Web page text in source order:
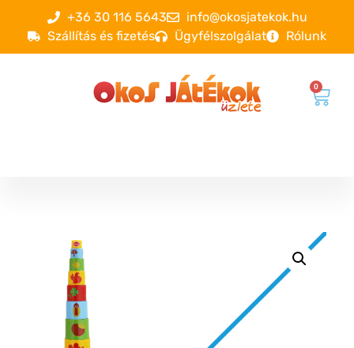
+36 30 116 5643
info@okosjatekok.hu
Szállítás és fizetés
Ügyfélszolgálat Rólunk
0